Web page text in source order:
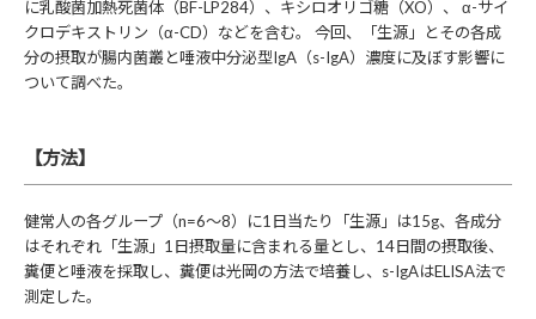
に乳酸菌加熱死菌体（BF-LP284）、キシロオリゴ糖（XO）、 α-サイ
クロデキストリン（α-CD）などを含む。 今回、「生源」とその各成
分の摂取が腸内菌叢と唾液中分泌型IgA（s-IgA）濃度に及ぼす影響に
ついて調べた。
【方法】
健常人の各グループ（n=6～8）に1日当たり「生源」は15g、各成分
はそれぞれ「生源」1日摂取量に含まれる量とし、14日間の摂取後、
糞便と唾液を採取し、糞便は光岡の方法で培養し、s-IgAはELISA法で
測定した。